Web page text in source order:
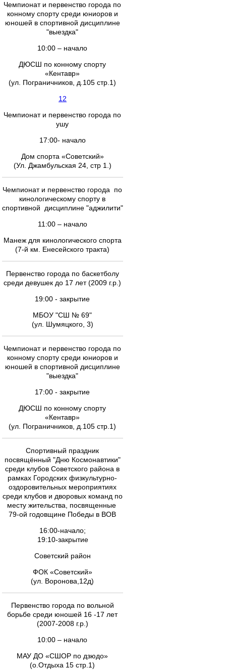
Чемпионат и первенство города по
конному спорту среди юниоров и
юношей в спортивной дисциплине
"выездка"
10:00 – начало
ДЮСШ по конному спорту
«Кентавр»
(ул. Пограничников, д.105 стр.1)
12
Чемпионат и первенство города по
ушу
17:00- начало
Дом спорта «Советский»
(Ул. Джамбульская 24, стр 1.)
Чемпионат и первенство города по
кинологическому спорту в
спортивной дисциплине "аджилити"
11:00 – начало
Манеж для кинологического спорта
(7-й км. Енесейского тракта)
Первенство города по баскетболу
среди девушек до 17 лет (2009 г.р.)
19:00 - закрытие
МБОУ "СШ № 69"
(ул. Шумяцкого, 3)
Чемпионат и первенство города по
конному спорту среди юниоров и
юношей в спортивной дисциплине
"выездка"
17:00 - закрытие
ДЮСШ по конному спорту
«Кентавр»
(ул. Пограничников, д.105 стр.1)
Спортивный праздник
посвящённый "Дню Космонавтики"
среди клубов Советского района в
рамках Городских физкультурно-
оздоровительных мероприятиях
среди клубов и дворовых команд по
месту жительства, посвященные
79-ой годовщине Победы в ВОВ
16:00-начало;
19:10-закрытие
Советский район
ФОК «Советский»
(ул. Воронова,12д)
Первенство города по вольной
борьбе среди юношей 16 -17 лет
(2007-2008 г.р.)
10:00 – начало
МАУ ДО «СШОР по дзюдо»
(о.Отдыха 15 стр.1)